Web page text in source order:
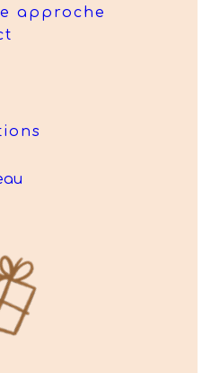
approche